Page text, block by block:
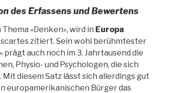
des Erfassens und Bewertens
«Denken», wird in Europa
zitiert. Sein wohl berühmtester
prägt auch noch im 3. Jahrtausend die
Physio- und Psychologen, die sich
diesem Satz lässt sich allerdings gut
europamerikanischen Bürger das